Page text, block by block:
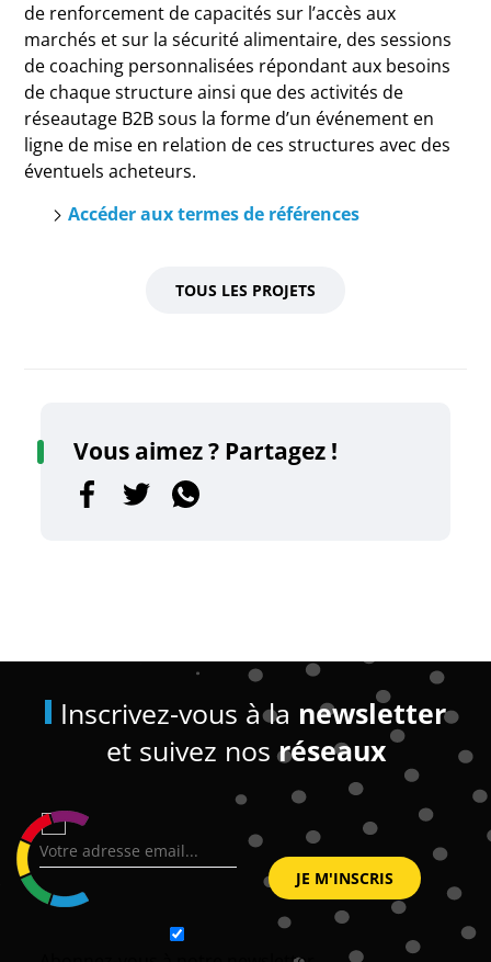
de renforcement de capacités sur l’accès aux
marchés et sur la sécurité alimentaire, des sessions
de coaching personnalisées répondant aux besoins
de chaque structure ainsi que des activités de
réseautage B2B sous la forme d’un événement en
ligne de mise en relation de ces structures avec des
éventuels acheteurs.
Accéder aux termes de références
TOUS LES PROJETS
Vous aimez ? Partagez !
Inscrivez-vous à la newsletter
et suivez nosréseaux